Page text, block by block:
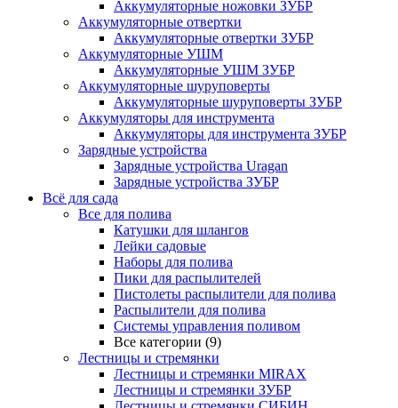
Аккумуляторные ножовки ЗУБР
Аккумуляторные отвертки
Аккумуляторные отвертки ЗУБР
Аккумуляторные УШМ
Аккумуляторные УШМ ЗУБР
Аккумуляторные шуруповерты
Аккумуляторные шуруповерты ЗУБР
Аккумуляторы для инструмента
Аккумуляторы для инструмента ЗУБР
Зарядные устройства
Зарядные устройства Uragan
Зарядные устройства ЗУБР
Всё для сада
Все для полива
Катушки для шлангов
Лейки садовые
Наборы для полива
Пики для распылителей
Пистолеты распылители для полива
Распылители для полива
Системы управления поливом
Все категории (9)
Лестницы и стремянки
Лестницы и стремянки MIRAX
Лестницы и стремянки ЗУБР